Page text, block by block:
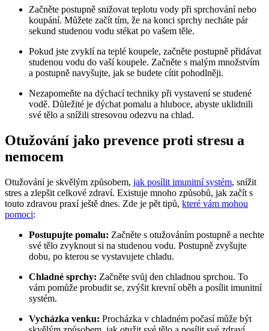
Začněte postupně snižovat teplotu vody při sprchování nebo
koupání. Můžete začít tím, že na konci sprchy necháte pár
sekund studenou vodu stékat po vašem těle.
Pokud jste zvyklí na teplé koupele, začněte postupně přidávat
studenou vodu do vaší koupele. Začněte s malým množstvím
a postupně navyšujte, jak se budete cítit pohodlněji.
Nezapomeňte na dýchací techniky při vystavení se studené
vodě. Důležité je dýchat pomalu a hluboce, abyste uklidnili
své tělo a snížili stresovou odezvu na chlad.
Otužování jako prevence proti stresu a
nemocem
Otužování je skvělým způsobem, jak posílit imunitní systém, snížit
stres a zlepšit celkové zdraví. Existuje mnoho způsobů, jak začít s
touto zdravou praxí ještě dnes. Zde je pět tipů, které vám mohou
pomoci:
Postupujte pomalu: Začněte s otužováním postupně a nechte
své tělo zvyknout si na studenou vodu. Postupně zvyšujte
dobu, po kterou se vystavujete chladu.
Chladné sprchy: Začněte svůj den chladnou sprchou. To
vám pomůže probudit se, zvýšit krevní oběh a posílit imunitní
systém.
Vycházka venku: Procházka v chladném počasí může být